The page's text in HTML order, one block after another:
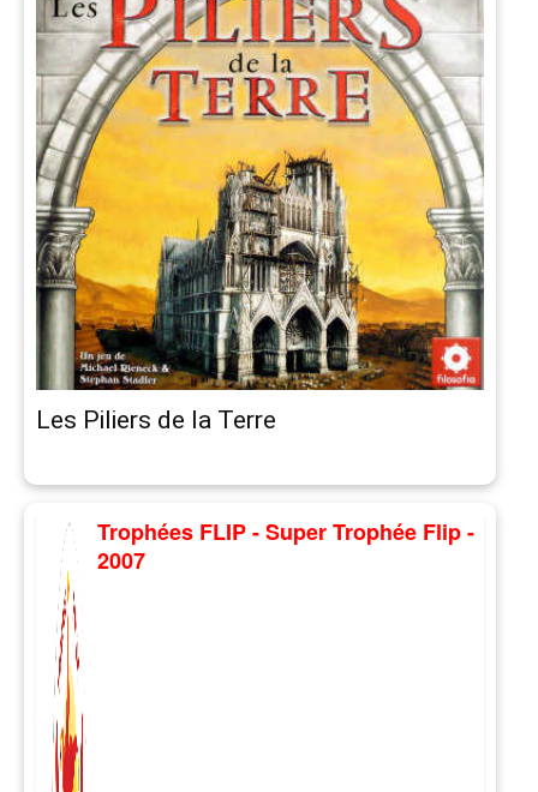
Les Piliers de la Terre
Trophées FLIP - Super Trophée Flip -
2007